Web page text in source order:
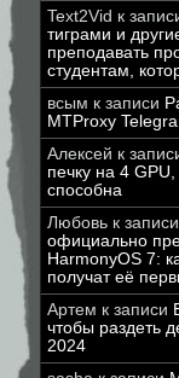
Text2Vid к
тиграми и
преподавать
студентам,
всым к записи
MTProxy
Алексей к
печку на 4
способна
Любовь к записи
официально
HarmonyOS 7:
получат её
Артем к записи
чтобы раздеть
2024